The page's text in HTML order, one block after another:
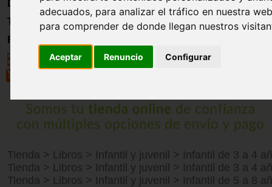
adecuados, para analizar el tráfico en nuestra
para comprender de donde llegan nuestros
Aceptar Renuncio Configurar
Directorio
Trabajo
Registro
Tienda > Libros > Infantil y juvenil > Infantil de 3 a 4
Tienda > Libros > Infantil y juvenil > Infantil de 3 a 4
Tienda > Libros > Infantil y juvenil > Infantil de 5 a 8